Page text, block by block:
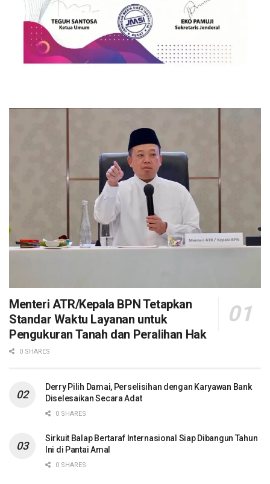
Menteri ATR/Kepala BPN Tetapkan
Standar Waktu Layanan untuk
Pengukuran Tanah dan Peralihan Hak
0 SHARES
Derry Pilih Damai, Perselisihan dengan Karyawan Bank
Diselesaikan Secara Adat
0 SHARES
Sirkuit Balap Bertaraf Internasional Siap Dibangun Tahun
Ini di Pantai Amal
0 SHARES